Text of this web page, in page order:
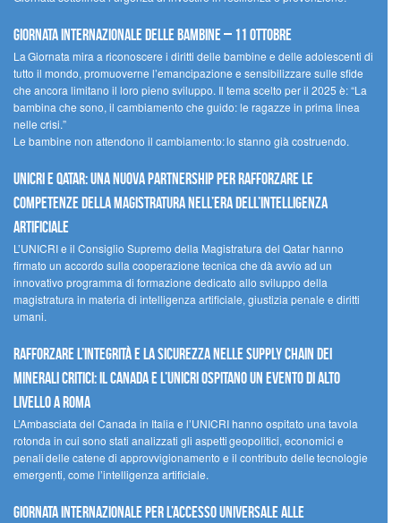
Giornata internazionale delle bambine – 11 ottobre
La Giornata mira a riconoscere i diritti delle bambine e delle adolescenti di
tutto il mondo, promuoverne l’emancipazione e sensibilizzare sulle sfide
che ancora limitano il loro pieno sviluppo. Il tema scelto per il 2025 è: “La
bambina che sono, il cambiamento che guido: le ragazze in prima linea
nelle crisi.”
Le bambine non attendono il cambiamento: lo stanno già costruendo.
UNICRI e Qatar: una nuova partnership per rafforzare le
competenze della magistratura nell’era dell’intelligenza
artificiale
L’UNICRI e il Consiglio Supremo della Magistratura del Qatar hanno
firmato un accordo sulla cooperazione tecnica che dà avvio ad un
innovativo programma di formazione dedicato allo sviluppo della
magistratura in materia di intelligenza artificiale, giustizia penale e diritti
umani.
Rafforzare l’integrità e la sicurezza nelle supply chain dei
minerali critici: il Canada e l’UNICRI ospitano un evento di alto
livello a Roma
L’Ambasciata del Canada in Italia e l’UNICRI hanno ospitato una tavola
rotonda in cui sono stati analizzati gli aspetti geopolitici, economici e
penali delle catene di approvvigionamento e il contributo delle tecnologie
emergenti, come l’intelligenza artificiale.
Giornata internazionale per l’accesso universale alle